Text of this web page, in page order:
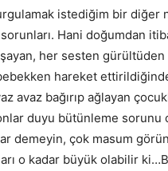
istediğim bir diğer
Hani doğumdan
her sesten gürültüden
hareket
avaz bağırıp ağlayan
duyu bütünleme sorunu
demeyin, çok masum
o kadar büyük olabilir